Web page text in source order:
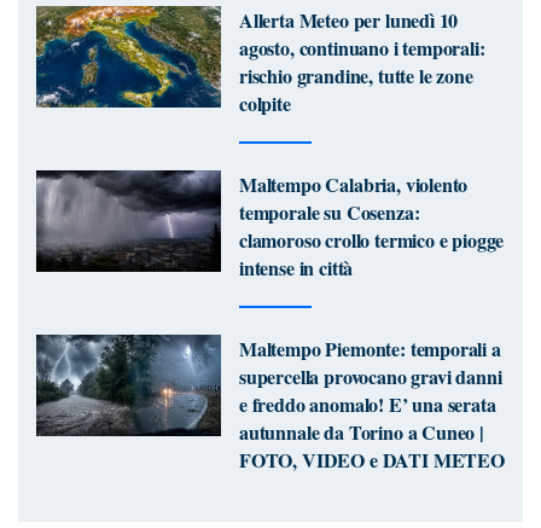
Allerta Meteo per lunedì 10
agosto, continuano i temporali:
rischio grandine, tutte le zone
colpite
Maltempo Calabria, violento
temporale su Cosenza:
clamoroso crollo termico e piogge
intense in città
Maltempo Piemonte: temporali a
supercella provocano gravi danni
e freddo anomalo! E’ una serata
autunnale da Torino a Cuneo |
FOTO, VIDEO e DATI METEO